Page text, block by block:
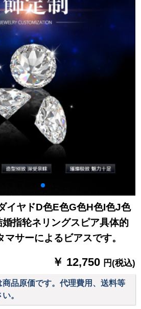
イヤドD色E色G色H色I色J色
指轮ネリングスピア具体的
サーによるビアスです。
￥ 12,750 円(税込)
品原価です。代理費用、送料等
。